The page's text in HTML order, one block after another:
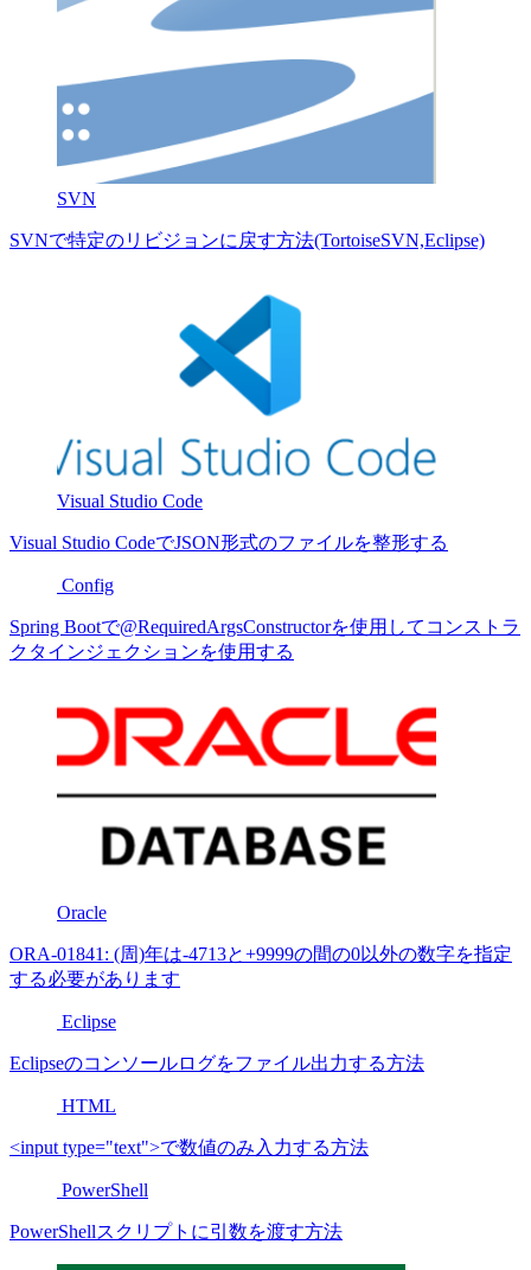
SVN
SVNで特定のリビジョンに戻す方法(TortoiseSVN,Eclipse)
Visual Studio Code
Visual Studio CodeでJSON形式のファイルを整形する
Config
Spring Bootで@RequiredArgsConstructorを使用してコンストラ
クタインジェクションを使用する
Oracle
ORA-01841: (周)年は-4713と+9999の間の0以外の数字を指定
する必要があります
Eclipse
Eclipseのコンソールログをファイル出力する方法
HTML
<input type="text">で数値のみ入力する方法
PowerShell
PowerShellスクリプトに引数を渡す方法